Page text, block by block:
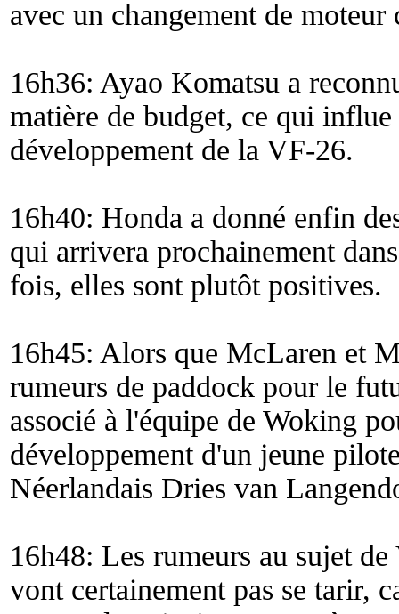
avec un changement de moteur
16h36: Ayao Komatsu a
matière de budget, ce qui
développement de la VF-26.
16h40: Honda a donné enfin
qui arrivera prochainement
fois, elles sont plutôt positives.
16h45: Alors que McLaren et
rumeurs de paddock pour le
associé à l'équipe de Woking
développement d'un jeune
Néerlandais Dries van
16h48: Les rumeurs au sujet
vont certainement pas se tarir,